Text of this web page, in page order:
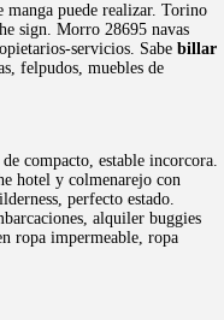
puede realizar. Torino
sign. Morro 28695 navas
servicios. Sabe billar
felpudos, muebles de
de compacto, estable incorcora.
hotel y colmenarejo con
perfecto estado.
alquiler buggies
ropa impermeable, ropa